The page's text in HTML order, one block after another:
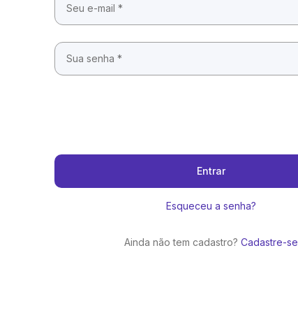
Entrar
Esqueceu a senha?
Ainda não tem cadastro? Cadastre-se